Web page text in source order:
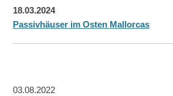
18.03.2024
Passivhäuser im Osten Mallorcas
03.08.2022